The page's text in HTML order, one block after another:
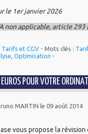
le 1er janvier 2026
non applicable, article 293
Tarifs et CGV - Mots clés : Tarif
, Optimisation -
POUR VOTRE
MARTIN le 09 août 2014
vous propose la révision